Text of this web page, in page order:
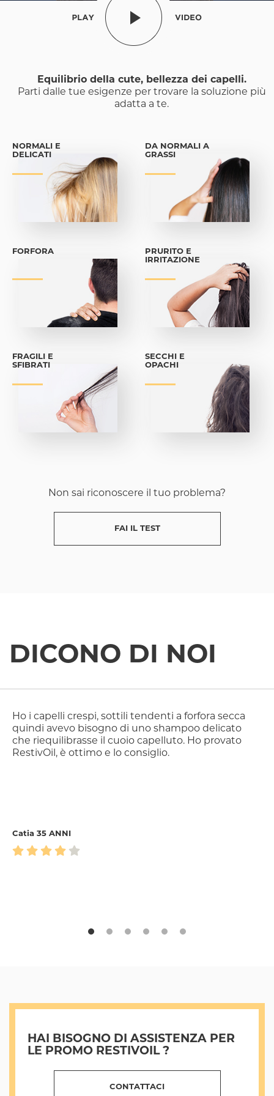
Equilibrio della cute, bellezza dei capelli.
Parti dalle tue esigenze per trovare la soluzione più
adatta a te.
NORMALI E
DELICATI
DA NORMALI A
GRASSI
FORFORA
PRURITO E
IRRITAZIONE
FRAGILI E
SFIBRATI
SECCHI E
OPACHI
Non sai riconoscere il tuo problema?
FAI IL TEST
DICONO DI NOI
Ho i capelli crespi, sottili tendenti a forfora secca
quindi avevo bisogno di uno shampoo delicato
che riequilibrasse il cuoio capelluto. Ho provato
RestivOil, è ottimo e lo consiglio.
Catia 35 ANNI
HAI BISOGNO DI ASSISTENZA PER
LE PROMO RESTIVOIL ?
CONTATTACI